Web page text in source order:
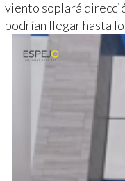
viento soplará
podrían llegar hasta